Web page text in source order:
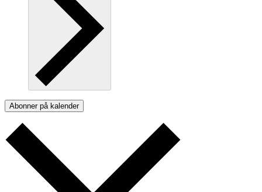
Abonner på kalender